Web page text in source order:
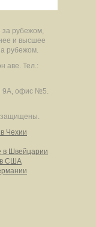
за рубежом,
и высшее
рубежом.
аве. Тел.:
9А, офис №5.
защищены.
Чехии
в Швейцарии
в США